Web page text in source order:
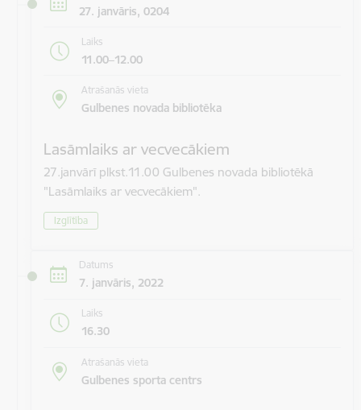
27. janvāris, 0204
Laiks
11.00–12.00
Atrašanās vieta
Gulbenes novada bibliotēka
Lasāmlaiks ar vecvecākiem
27.janvārī plkst.11.00 Gulbenes novada bibliotēkā
"Lasāmlaiks ar vecvecākiem".
Izglītība
Datums
7. janvāris, 2022
Laiks
16.30
Atrašanās vieta
Gulbenes sporta centrs